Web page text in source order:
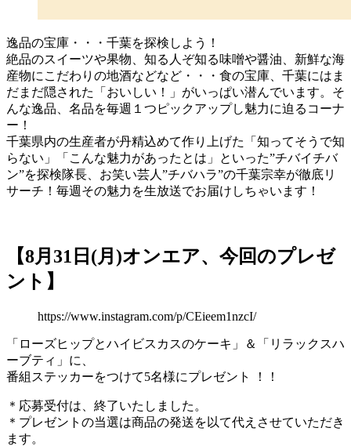
逸品の宝庫・・・千葉を探検しよう！
絶品のスイーツや果物、知る人ぞ知る味噌や醤油、新鮮な海
産物にこだわりの地酒などなど・・・食の宝庫、千葉にはま
だまだ隠された「おいしい！」がいっぱい潜んでいます。そ
んな逸品、名品を毎週１つピックアップし魅力に迫るコーナ
ー！
千葉県内の生産者が丹精込めて作り上げた「知ってそうで知
らない」「こんな魅力があったとは」といった”チバイチバ
ン”を探検隊長、お笑い芸人”チバハラ”の千葉宗幸が徹底リ
サーチ！毎週その魅力を生放送でお届けしちゃいます！
【8月31日(月)オンエア、今回のプレゼ
ント】
https://www.instagram.com/p/CEieem1nzcI/
「ローズヒップとハイビスカスのケーキ」＆「リラックスハ
ーブティ」に、
番組ステッカーをつけて5名様にプレゼント ！！
＊応募受付は、終了いたしました。
＊プレゼントの当選は商品の発送を以て代えさせていただき
ます。